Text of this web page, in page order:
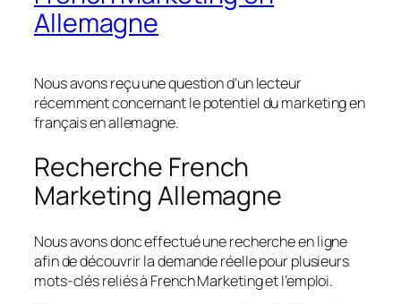
Allemagne
Nous avons reçu une question d’un lecteur
récemment concernant le potentiel du marketing en
français en allemagne.
Recherche French
Marketing Allemagne
Nous avons donc effectué une recherche en ligne
afin de découvrir la demande réelle pour plusieurs
mots-clés reliés à French Marketing et l’emploi.